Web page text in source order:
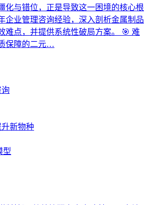
化与错位，正是导致这一困境的核心根
企业管理咨询经验，深入剖析金属制品
难点，并提供系统性破局方案。 🎯 难
保障的二元…
新物种
型